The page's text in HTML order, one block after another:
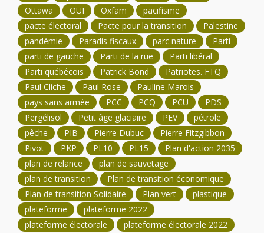
Ottawa
OUI Oxfam
pacifisme
pacte électoral
Pacte pour la transition
Palestine
pandémie
Paradis fiscaux parc nature
Parti
parti de gauche
Parti de la rue
Parti libéral
Parti québécois
Patrick Bond
Patriotes. FTQ
Paul Cliche
Paul Rose
Pauline Marois
pays sans armée
PCC PCQ PCU
PDS
Pergélisol
Petit âge glaciaire PEV
pétrole
pêche
PIB Pierre Dubuc
Pierre Fitzgibbon
Pivot
PKP PL10 PL15
Plan d'action 2035
plan de relance
plan de sauvetage
plan de transition
Plan de transition économique
Plan de transition Solidaire
Plan vert
plastique
plateforme
plateforme 2022
plateforme électorale
plateforme électorale 2022